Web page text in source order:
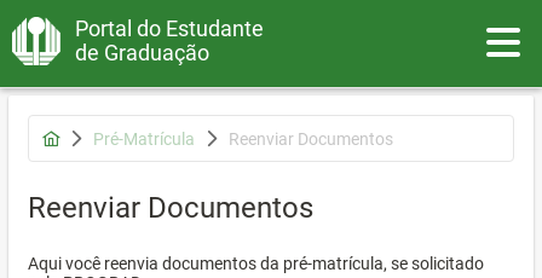
Portal do Estudante
de Graduação
Pré-Matrícula Reenviar Documentos
Reenviar Documentos
Aqui você reenvia documentos da pré-matrícula, se solicitado